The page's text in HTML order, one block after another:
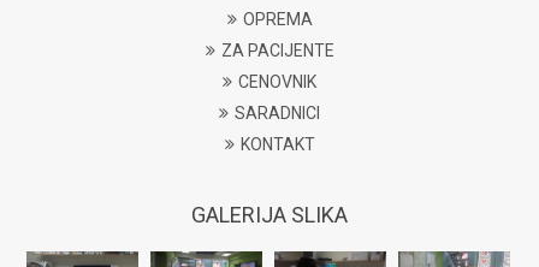
OPREMA
ZA PACIJENTE
CENOVNIK
SARADNICI
KONTAKT
GALERIJA SLIKA